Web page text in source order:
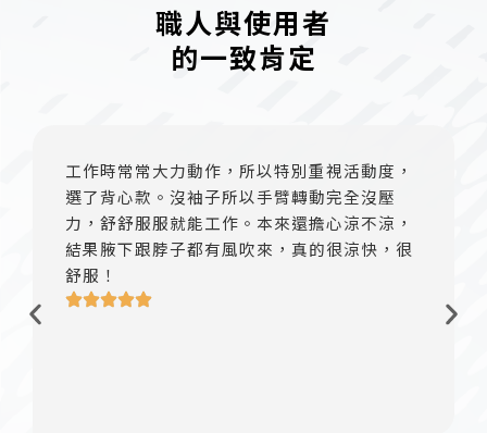
職人與使用者
的一致肯定
工作時常常大力動作，所以特別重視活動度，
選了背心款。沒袖子所以手臂轉動完全沒壓
力，舒舒服服就能工作。本來還擔心涼不涼，
結果腋下跟脖子都有風吹來，真的很涼快，很
舒服！